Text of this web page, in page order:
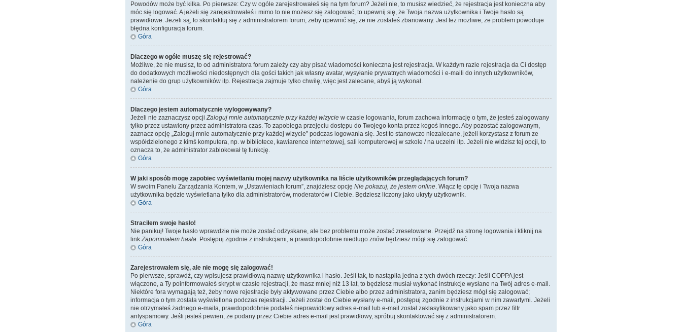
Powodów może być kilka. Po pierwsze: Czy w ogóle zarejestrowałeś się na tym forum? Jeżeli nie, to musisz wiedzieć, że rejestracja jest konieczna aby
móc się logować. A jeżeli się zarejestrowałeś i mimo to nie możesz się zalogować, to upewnij się, że Twoja nazwa użytkownika i Twoje hasło są
prawidłowe. Jeżeli są, to skontaktuj się z administratorem forum, żeby upewnić się, że nie zostałeś zbanowany. Jest też możliwe, że problem powoduje
błędna konfiguracja forum.
Góra
Dlaczego w ogóle muszę się rejestrować?
Możliwe, że nie musisz, to od administratora forum zależy czy aby pisać wiadomości konieczna jest rejestracja. W każdym razie rejestracja da Ci dostęp
do dodatkowych możliwości niedostępnych dla gości takich jak własny avatar, wysyłanie prywatnych wiadomości i e-maili do innych użytkowników,
należenie do grup użytkowników itp. Rejestracja zajmuje tylko chwilę, więc jest zalecane, abyś ją wykonał.
Góra
Dlaczego jestem automatycznie wylogowywany?
Jeżeli nie zaznaczysz opcjiZaloguj mnie automatycznie przy każdej wizycie w czasie logowania, forum zachowa informację o tym, że jesteś zalogowany
tylko przez ustawiony przez administratora czas. To zapobiega przejęciu dostępu do Twojego konta przez kogoś innego. Aby pozostać zalogowanym,
zaznacz opcję „Zaloguj mnie automatycznie przy każdej wizycie” podczas logowania się. Jest to stanowczo niezalecane, jeżeli korzystasz z forum ze
współdzielonego z kimś komputera, np. w bibliotece, kawiarence internetowej, sali komputerowej w szkole / na uczelni itp. Jeżeli nie widzisz tej opcji, to
oznacza to, że administrator zablokował tę funkcję.
Góra
W jaki sposób mogę zapobiec wyświetlaniu mojej nazwy użytkownika na liście użytkowników przeglądających forum?
W swoim Panelu Zarządzania Kontem, w „Ustawieniach forum”, znajdziesz opcję Nie pokazuj, że jestem online. Włącz tę opcję i Twoja nazwa
użytkownika będzie wyświetlana tylko dla administratorów, moderatorów i Ciebie. Będziesz liczony jako ukryty użytkownik.
Góra
Straciłem swoje hasło!
Nie panikuj! Twoje hasło wprawdzie nie może zostać odzyskane, ale bez problemu może zostać zresetowane. Przejdź na stronę logowania i kliknij na
linkZapomniałem hasła. Postępuj zgodnie z instrukcjami, a prawdopodobnie niedługo znów będziesz mógł się zalogować.
Góra
Zarejestrowałem się, ale nie mogę się zalogować!
Po pierwsze, sprawdź, czy wpisujesz prawidłową nazwę użytkownika i hasło. Jeśli tak, to nastąpiła jedna z tych dwóch rzeczy: Jeśli COPPA jest
włączone, a Ty poinformowałeś skrypt w czasie rejestracji, że masz mniej niż 13 lat, to będziesz musiał wykonać instrukcje wysłane na Twój adres e-mail.
Niektóre fora wymagają też, żeby nowe rejestracje były aktywowane przez Ciebie albo przez administratora, zanim będziesz mógł się zalogować;
informacja o tym została wyświetlona podczas rejestracji. Jeżeli został do Ciebie wysłany e-mail, postępuj zgodnie z instrukcjami w nim zawartymi. Jeżeli
nie otrzymałeś żadnego e-maila, prawdopodobnie podałeś nieprawidłowy adres e-mail lub e-mail został zaklasyfikowany jako spam przez filtr
antyspamowy. Jeśli jesteś pewien, że podany przez Ciebie adres e-mail jest prawidłowy, spróbuj skontaktować się z administratorem.
Góra